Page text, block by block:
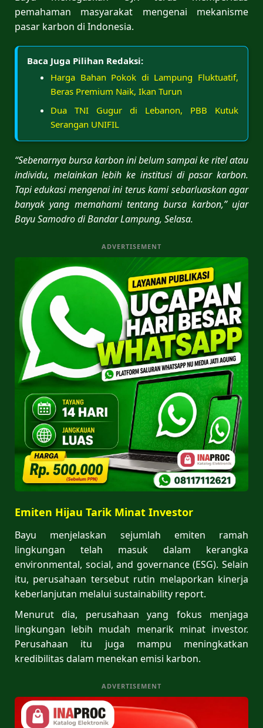
pemahaman masyarakat mengenai mekanisme
pasar karbon di Indonesia.
Baca Juga Pilihan Redaksi:
Harga Bahan Pokok di Lampung Fluktuatif,
Beras Premium Naik, Ikan Turun
Dua TNI Gugur di Lebanon, PBB Kutuk
Serangan UNIFIL
“Sebenarnya bursa karbon ini belum sampai ke ritel atau
individu, melainkan lebih ke institusi di pasar karbon.
Tapi edukasi mengenai ini terus kami sebarluaskan agar
banyak yang memahami tentang bursa karbon,” ujar
Bayu Samodro di Bandar Lampung, Selasa.
ADVERTISEMENT
Emiten Hijau Tarik Minat Investor
Bayu menjelaskan sejumlah emiten ramah
lingkungan telah masuk dalam kerangka
environmental, social, and governance (ESG). Selain
itu, perusahaan tersebut rutin melaporkan kinerja
keberlanjutan melalui sustainability report.
Menurut dia, perusahaan yang fokus menjaga
lingkungan lebih mudah menarik minat investor.
Perusahaan itu juga mampu meningkatkan
kredibilitas dalam menekan emisi karbon.
ADVERTISEMENT